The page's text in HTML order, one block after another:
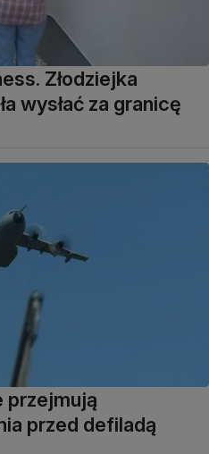
Złodziejka
wysłać za granicę
przejmują
przed defiladą